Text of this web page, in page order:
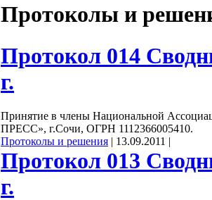
Протоколы и
Протокол 014
г.
Принятие в члены Национальной
ПРЕСС», г.Сочи, ОГРН 1112366005410.
Протоколы и решения | 13.09.2011 |
Протокол 013
г.